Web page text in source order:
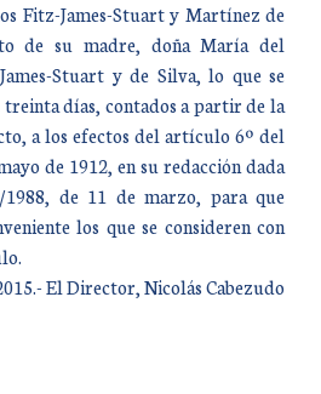
Fitz-James-Stuart y Martínez de
de su madre, doña María del
Stuart y de Silva, lo que se
días, contados a partir de la
a los efectos del artículo 6º del
de 1912, en su redacción dada
de 11 de marzo, para que
los que se consideren con
El Director, Nicolás Cabezudo